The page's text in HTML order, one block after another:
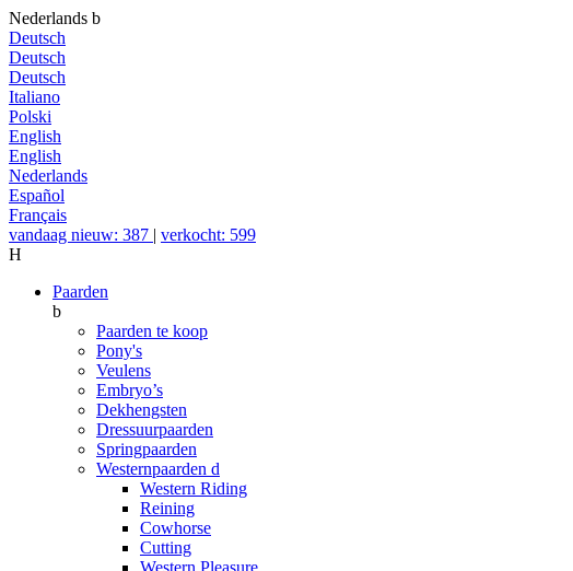
Nederlands b
Deutsch
Deutsch
Deutsch
Italiano
Polski
English
English
Nederlands
Español
Français
vandaag nieuw: 387 | verkocht: 599
H
Paarden
b
Paarden te koop
Pony's
Veulens
Embryo’s
Dekhengsten
Dressuurpaarden
Springpaarden
Westernpaarden d
Western Riding
Reining
Cowhorse
Cutting
Western Pleasure